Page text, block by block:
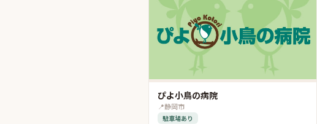
ぴよ小鳥の病院
📍静岡市
駐車場あり